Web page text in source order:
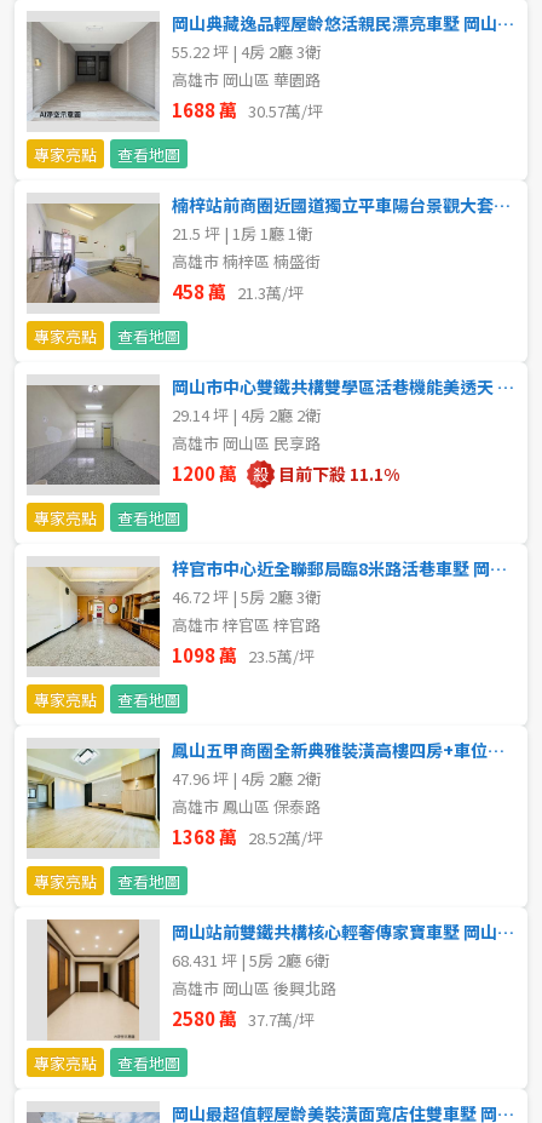
金門連江
1樓 2樓
3樓
5~10樓
21樓以上
~
格局
不拘
2房 3房
屋齡
不拘
5-10 年 10-20 年
20-30 年
40 年以上
售價
岡山典藏逸品輕屋齡悠活親民漂亮車墅 岡山區買賣房
55.22 坪 | 4房 2廳 3衛
高雄市 岡山區 華園路
1688 萬 30.57萬/坪
專家亮點
查看地圖
楠梓站前商圈近國道獨立平車陽台景觀大套房 岡山區買賣房
21.5 坪 | 1房 1廳 1衛
高雄市 楠梓區 楠盛街
458 萬 21.3萬/坪
專家亮點
查看地圖
岡山市中心雙鐵共構雙學區活巷機能美透天 岡山區買賣房
29.14 坪 | 4房 2廳 2衛
高雄市 岡山區 民享路
1200 萬 目前下殺 11.1%
專家亮點 查看地圖
梓官市中心近全聯郵局臨8米路活巷車墅 岡山區買賣房
46.72 坪 | 5房 2廳 3衛
高雄市 梓官區 梓官路
1098 萬 23.5萬/坪
專家亮點
查看地圖
鳳山五甲商圈全新典雅裝潢高樓四房+車位美大樓 岡山區買賣房
47.96 坪 | 4房 2廳 2衛
高雄市 鳳山區 保泰路
1368 萬 28.52萬/坪
專家亮點
查看地圖
岡山站前雙鐵共構核心輕奢傳家寶車墅 岡山區買賣房
68.431 坪 | 5房 2廳 6衛
高雄市 岡山區 後興北路
2580 萬 37.7萬/坪
專家亮點
查看地圖
岡山最超值輕屋齡美裝潢面寬店住雙車墅 岡山區買賣房